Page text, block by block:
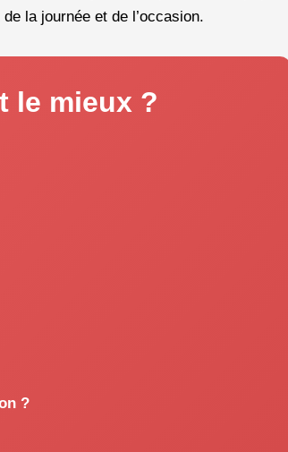
la journée et de l’occasion.
le mieux ?
?